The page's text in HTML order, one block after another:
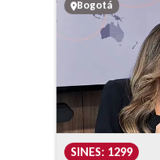
Bogotá
SINES: 1299